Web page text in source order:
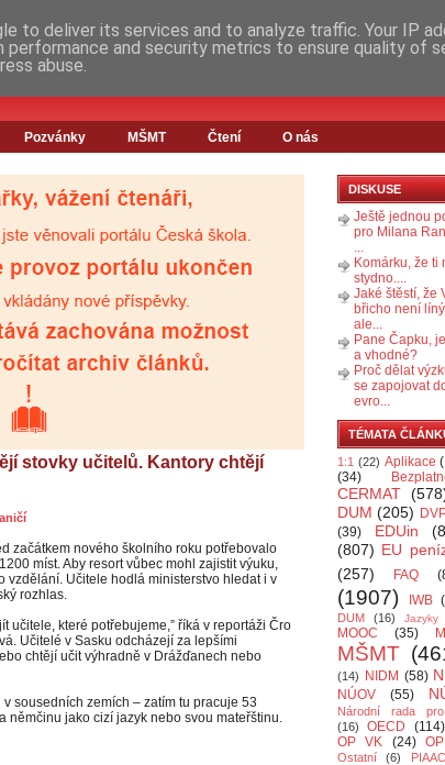
Pozvánky MŠMT Čtení O nás
stovky učitelů. Kantory chtějí
začátkem nového školního roku potřebovalo
míst. Aby resort vůbec mohl zajistit výuku,
vzdělání. Učitele hodlá ministerstvo hledat i v
rozhlas.
učitele, které potřebujeme,” říká v reportáži Čro
Učitelé v Sasku odcházejí za lepšími
chtějí učit výhradně v Drážďanech nebo
sousedních zemích – zatím tu pracuje 53
němčinu jako cizí jazyk nebo svou mateřštinu.
DISKUSE
Ještě jednou
pro Milana
...
Komárku, že ti
stydno....
Jaké štěstí, že
břicho není
ale...
Pane Čapku,
a vhodné?
Proč dělat
se zapojovat
evro...
TÉMATA
1:1 (22) Aplikace
(34)
CERMAT
DUM (205)
(39)
EDUin
(807) EU
(257)
FAQ
(1907)
IWB
DUM
(16)
MOOC (35)
MŠMT
(14)
NIDM (58)
NÚOV (55)
Národní rada
(16)
OECD (114)
OP VK
(24)
Ostatní (6) PIAAC
to deliver its services and to analyze traffic. Your IP
performance and security metrics to ensure quality of
abuse.